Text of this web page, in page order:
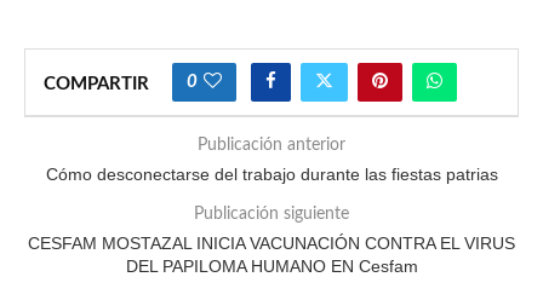
COMPARTIR 0
Publicación anterior
Cómo desconectarse del trabajo durante las fiestas patrias
Publicación siguiente
CESFAM MOSTAZAL INICIA VACUNACIÓN CONTRA EL VIRUS
DEL PAPILOMA HUMANO EN Cesfam